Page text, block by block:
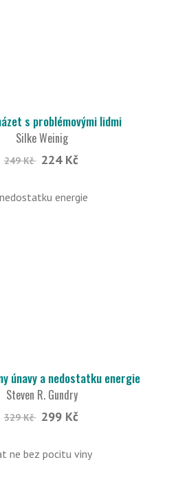
s problémovými lidmi
Silke Weinig
249 Kč 224 Kč
únavy a nedostatku energie
Steven R. Gundry
329 Kč 299 Kč